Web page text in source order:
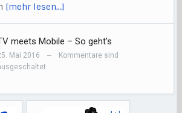
[mehr lesen…]
meets Mobile – So geht’s
Mai 2016 —
Kommentare sind